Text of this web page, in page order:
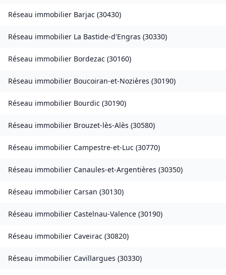
Réseau immobilier Barjac (30430)
Réseau immobilier La Bastide-d'Engras (30330)
Réseau immobilier Bordezac (30160)
Réseau immobilier Boucoiran-et-Nozières (30190)
Réseau immobilier Bourdic (30190)
Réseau immobilier Brouzet-lès-Alès (30580)
Réseau immobilier Campestre-et-Luc (30770)
Réseau immobilier Canaules-et-Argentières (30350)
Réseau immobilier Carsan (30130)
Réseau immobilier Castelnau-Valence (30190)
Réseau immobilier Caveirac (30820)
Réseau immobilier Cavillargues (30330)